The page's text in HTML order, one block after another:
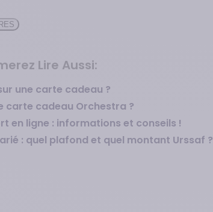
Lire Aussi:
une carte cadeau ?
carte cadeau Orchestra ?
en ligne : informations et conseils !
: quel plafond et quel montant Urssaf ?